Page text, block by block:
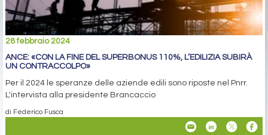
28 febbraio 2024
ANCE: «CON LA FINE DEL SUPERBONUS 110%, L’EDILIZIA SUBIRÀ
UN CONTRACCOLPO»
Per il 2024 le speranze delle aziende edili sono riposte nel Pnrr.
L'intervista alla presidente Brancaccio
di Federico Fusca